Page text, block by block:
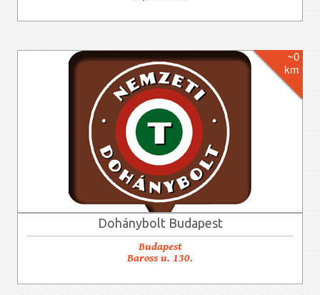
~0
km
Dohánybolt Budapest
Budapest
Baross u. 130.